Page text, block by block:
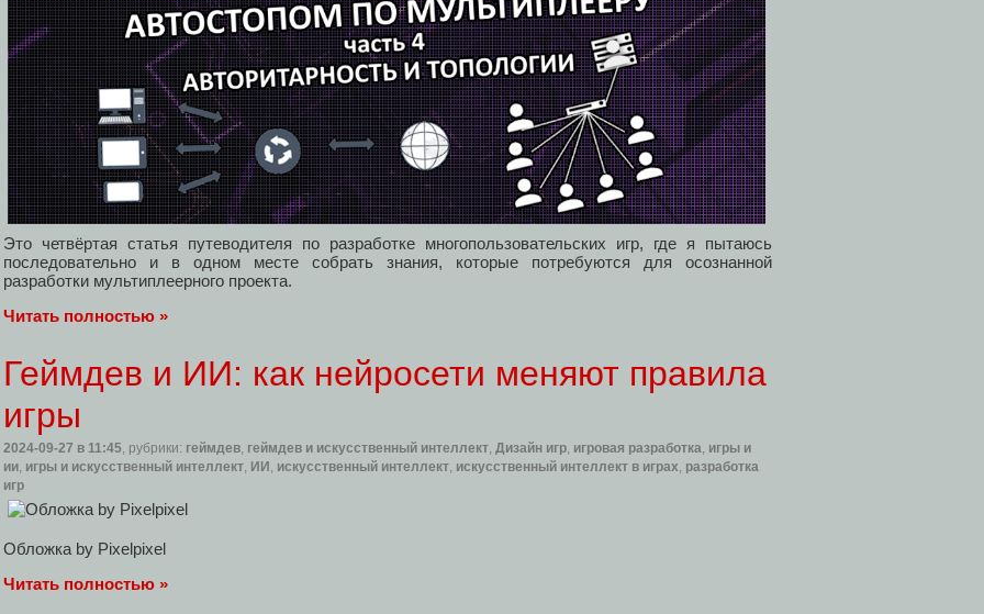
Это четвёртая статья путеводителя по разработке многопользовательских игр, где я пытаюсь
последовательно и в одном месте собрать знания, которые потребуются для осознанной
разработки мультиплеерного проекта.
Читать полностью »
Геймдев и ИИ: как нейросети меняют правила
игры
2024-09-27 в 11:45, рубрики: геймдев, геймдев и искусственный интеллект, Дизайн игр, игровая разработка, игры и
ии, игры и искусственный интеллект, ИИ , искусственный интеллект, искусственный интеллект в играх, разработка
игр
Обложка by Pixelpixel
Читать полностью »